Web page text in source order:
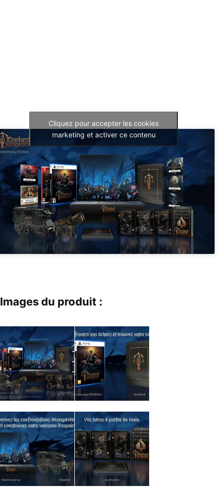
Cliquez pour accepter les cookies
marketing et activer ce contenu
Images du produit :